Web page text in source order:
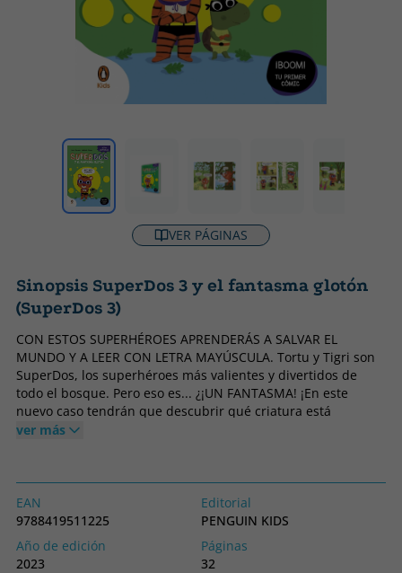
VER PÁGINAS
Sinopsis SuperDos 3 y el fantasma glotón
(SuperDos 3)
CON ESTOS SUPERHÉROES APRENDERÁS A SALVAR EL
MUNDO Y A LEER CON LETRA MAYÚSCULA. Tortu y Tigri son
SuperDos, los superhéroes más valientes y divertidos de
todo el bosque. Pero eso es... ¿¡UN FANTASMA! ¡En este
nuevo caso tendrán que descubrir qué criatura está
destruyendo el bosque a mordiscos!¿Lograrán resolver el
ver más
EAN
9788419511225
Editorial
PENGUIN KIDS
Año de edición
2023
Páginas
32